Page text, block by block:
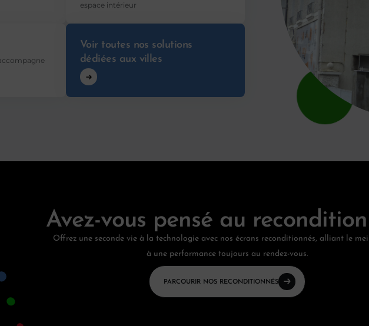
espace intérieur
Voir toutes nos solutions
dédiées aux villes
Avez-vous pensé au
Offrez une seconde vie à la technologie avec nos écrans reconditionnés, alliant le
à une performance toujours au rendez-vous.
PARCOURIR NOS RECONDITIONNÉS